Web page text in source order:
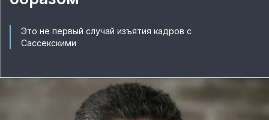
Это не первый случай изъятия кадров с
Сассекскими